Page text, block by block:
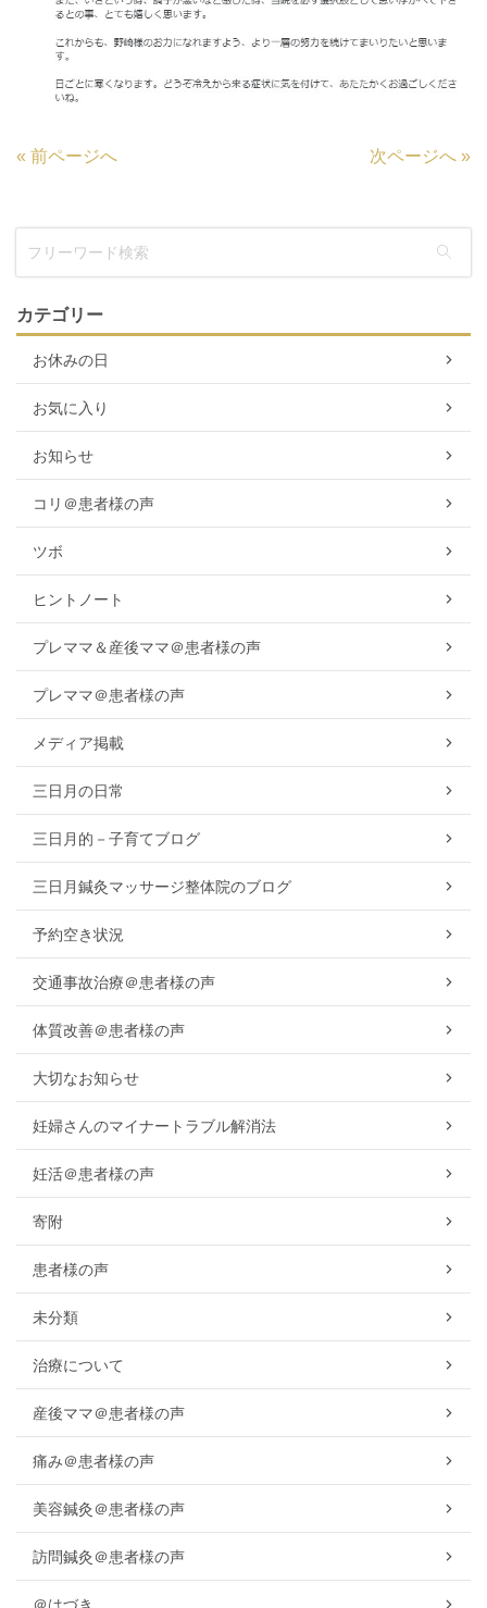
« 前ページへ 次ページへ »
カテゴリー
お休みの日
お気に入り
お知らせ
コリ＠患者様の声
ツボ
ヒントノート
プレママ＆産後ママ＠患者様の声
プレママ＠患者様の声
メディア掲載
三日月の日常
三日月的－子育てブログ
三日月鍼灸マッサージ整体院のブログ
予約空き状況
交通事故治療＠患者様の声
体質改善＠患者様の声
大切なお知らせ
妊婦さんのマイナートラブル解消法
妊活＠患者様の声
寄附
患者様の声
未分類
治療について
産後ママ＠患者様の声
痛み＠患者様の声
美容鍼灸＠患者様の声
訪問鍼灸＠患者様の声
＠はづき